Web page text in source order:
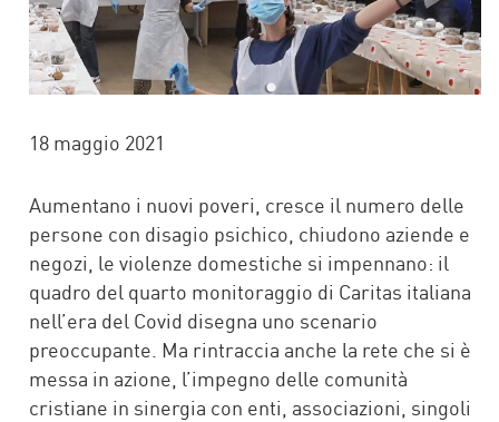
18 maggio 2021
Aumentano i nuovi poveri, cresce il numero delle
persone con disagio psichico, chiudono aziende e
negozi, le violenze domestiche si impennano: il
quadro del quarto monitoraggio di Caritas italiana
nell’era del Covid disegna uno scenario
preoccupante. Ma rintraccia anche la rete che si è
messa in azione, l’impegno delle comunità
cristiane in sinergia con enti, associazioni, singoli